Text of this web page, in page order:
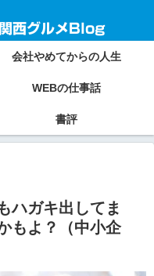
西グルメBlog
会社やめてからの人生
WEBの仕事話
書評
ハガキ出してま
もよ？（中小企